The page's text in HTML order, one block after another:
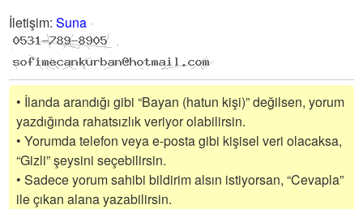
İletişim:Suna
• İlanda arandığı gibi “Bayan (hatun kişi)” değilsen, yorum
yazdığında rahatsızlık veriyor olabilirsin.
• Yorumda telefon veya e-posta gibi kişisel veri olacaksa,
“Gizli” şeysini seçebilirsin.
• Sadece yorum sahibi bildirim alsın istiyorsan, “Cevapla”
ile çıkan alana yazabilirsin.